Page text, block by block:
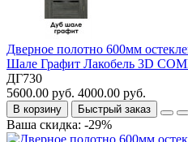
Дверное полотно 600мм
Шале Графит Лакобель 3D
ДГ730
5600.00 руб. 4000.00 руб.
В корзину Быстрый заказ
Ваша скидка: -29%